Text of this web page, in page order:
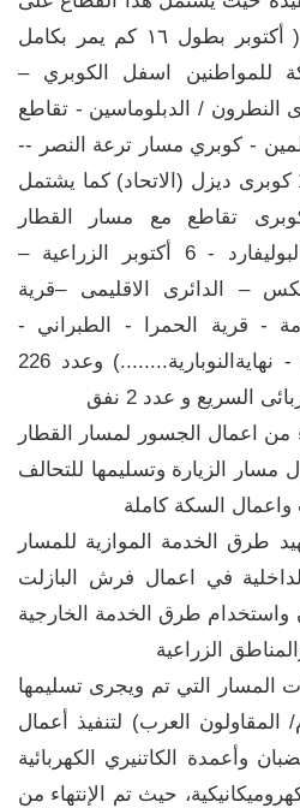
عدد ٨ كوبرى مسار مثل ( أكتوبر بطول ١٦ كم يمر بكامل
للمواطنين اسفل الكوبري –
/ الدبلوماسين - تقاطع
- كوبري مسار ترعة النصر --
المثلث ....) وعدد 1 كوبرى ديزل (الاتحاد) كما يشتمل
على عدد 26 كوبرى تقاطع مع مسار القطار
الكهربائى السريع مثل (البوليفارد - 6 أكتوبر الزراعية –
– الدائرى الاقليمى –قرية
- قرية الحمرا - الطبراني -
الشجاعة - بداية النوبارية - نهايةالنوبارية........) وعدد 226
السريع و عدد 2 نفق
من اعمال الجسور لمسار القطار
الزيارة وتسليمها للتحالف
السكة كاملة
طرق الخدمة الموازية للمسار
في اعمال فرش البازلت
طرق الخدمة الخارجية
الزراعية
التي تم ويجرى تسليمها
العرب) لتنفيذ أعمال
وأعمدة الكاتنيري الكهربائية
حيث تم الإنتهاء من